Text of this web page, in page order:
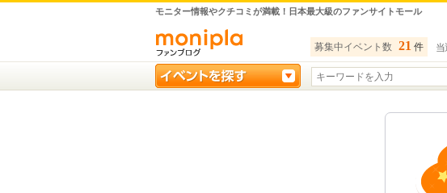
モニター情報やクチコミが満載！日本最大級のファンサイトモール
募集中イベント数 21 件 当